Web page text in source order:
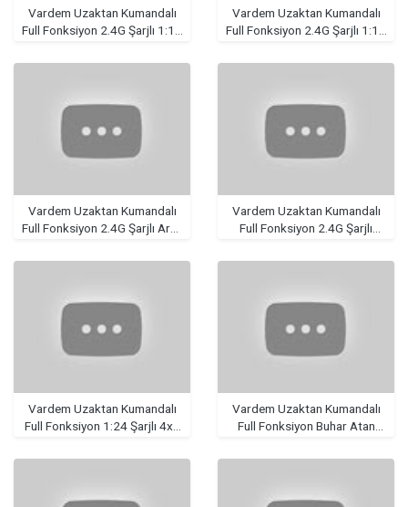
Vardem Uzaktan Kumandalı
Full Fonksiyon 2.4G Şarjlı 1:14
Vardem Uzaktan Kumandalı
Full Fonksiyon 2.4G Şarjlı 1:18
Vardem Uzaktan Kumandalı
Full Fonksiyon 2.4G Şarjlı Araç
Vardem Uzaktan Kumandalı
Full Fonksiyon 2.4G Şarjlı
Vardem Uzaktan Kumandalı
Full Fonksiyon 1:24 Şarjlı 4x4
Vardem Uzaktan Kumandalı
Full Fonksiyon Buhar Atan